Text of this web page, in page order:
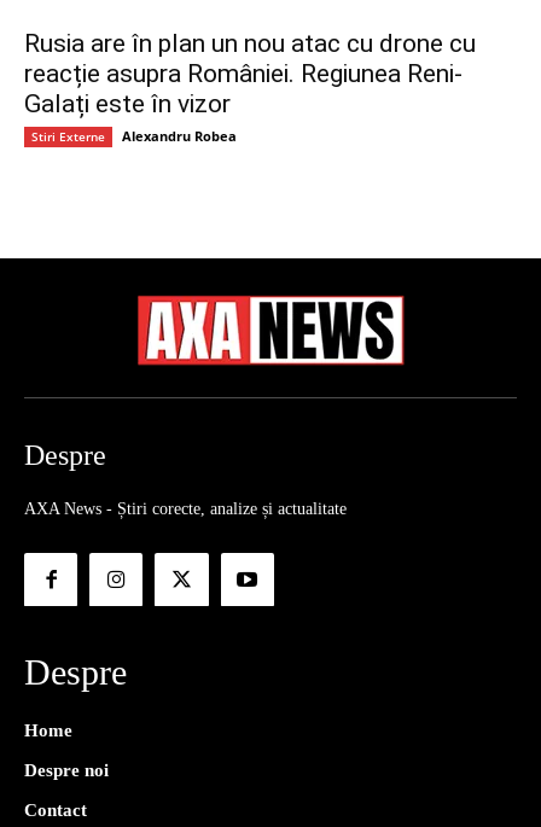
Rusia are în plan un nou atac cu drone cu
reacție asupra României. Regiunea Reni-
Galați este în vizor
Stiri Externe Alexandru Robea
Despre
AXA News - Știri corecte, analize și actualitate
Despre
Home
Despre noi
Contact